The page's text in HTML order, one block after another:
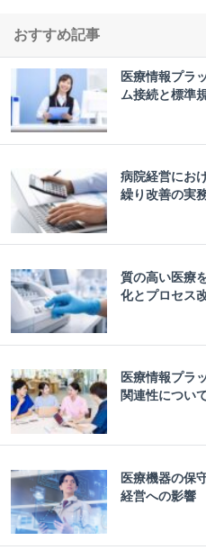
おすすめ記事
医療情報プラ
ム接続と標準
病院経営にお
繰り改善の実
質の高い医療
化とプロセス
医療情報プラ
関連性につい
医療機器の保
経営への影響